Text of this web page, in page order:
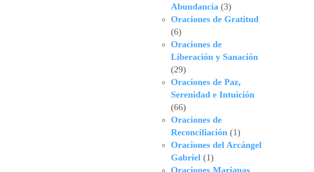
Abundancia(3)
Oraciones de Gratitud
(6)
Oraciones de
Liberación y Sanación
(29)
Oraciones de Paz,
Serenidad e Intuición
(66)
Oraciones de
Reconciliación(1)
Oraciones del Arcángel
Gabriel(1)